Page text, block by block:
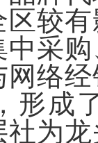
较
采
络
形成
为